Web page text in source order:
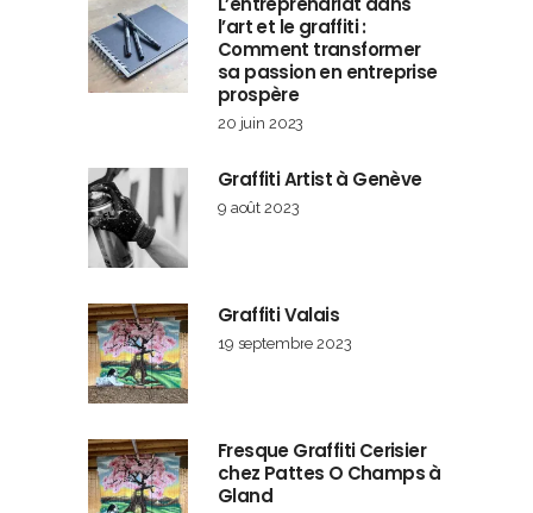
l’art et le graffiti :
Comment transformer
sa passion en entreprise
prospère
20 juin 2023
Graffiti Artist à Genève
9 août 2023
Graffiti Valais
19 septembre 2023
Fresque Graffiti Cerisier
chez Pattes O Champs à
Gland